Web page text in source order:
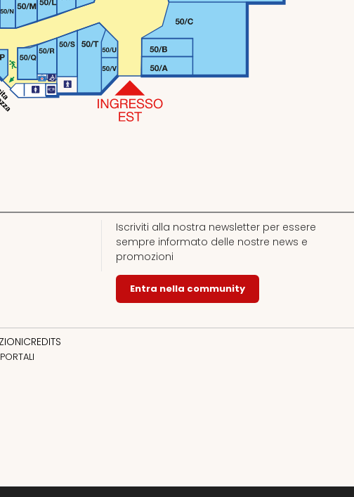
Iscriviti alla nostra newsletter per essere
sempre informato delle nostre news e
promozioni
Entra nella community
CREDITS